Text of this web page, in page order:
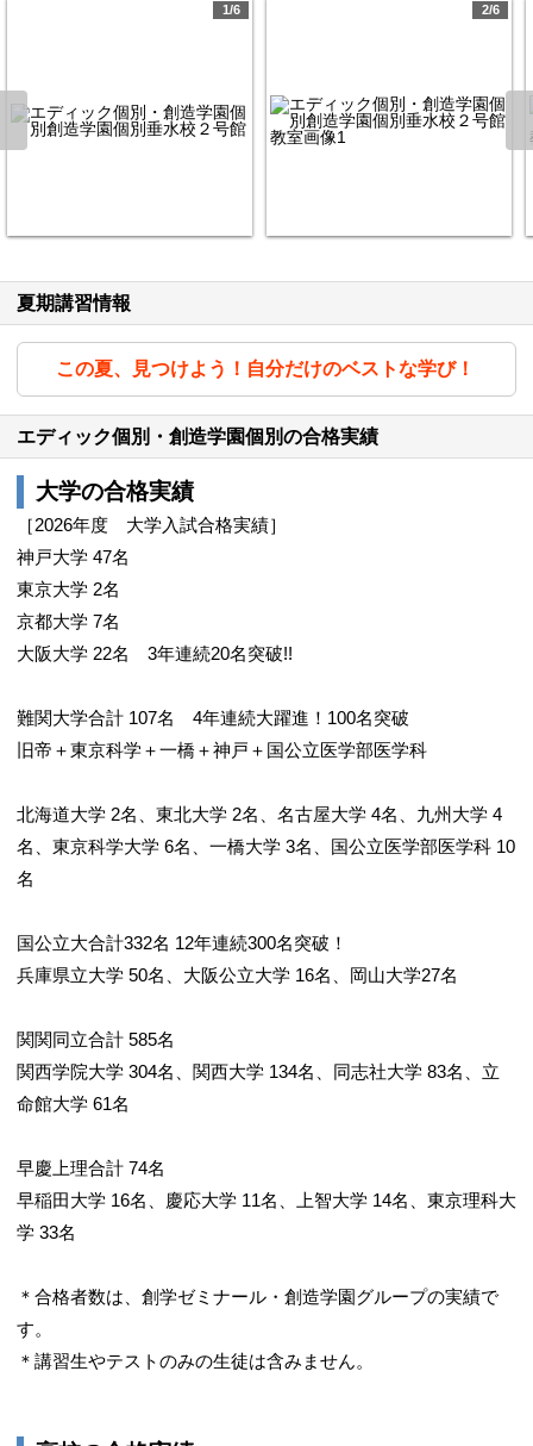
1/6 2/6
夏期講習情報
この夏、見つけよう！自分だけのベストな学び！
エディック個別・創造学園個別の合格実績
大学の合格実績
［2026年度 大学入試合格実績］
神戸大学 47名
東京大学 2名
京都大学 7名
大阪大学 22名 3年連続20名突破!!
難関大学合計 107名 4年連続大躍進！100名突破
旧帝＋東京科学＋一橋＋神戸＋国公立医学部医学科
北海道大学 2名、東北大学 2名、名古屋大学 4名、九州大学 4
名、東京科学大学 6名、一橋大学 3名、国公立医学部医学科 10
名
国公立大合計332名 12年連続300名突破！
兵庫県立大学 50名、大阪公立大学 16名、岡山大学27名
関関同立合計 585名
関西学院大学 304名、関西大学 134名、同志社大学 83名、立
命館大学 61名
早慶上理合計 74名
早稲田大学 16名、慶応大学 11名、上智大学 14名、東京理科大
学 33名
＊合格者数は、創学ゼミナール・創造学園グループの実績で
す。
＊講習生やテストのみの生徒は含みません。